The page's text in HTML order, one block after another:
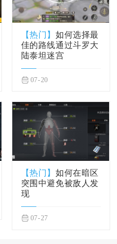
【热门】如何选择最
佳的路线通过斗罗大
陆泰坦迷宫
07-20
【热门】如何在暗区
突围中避免被敌人发
现
07-27